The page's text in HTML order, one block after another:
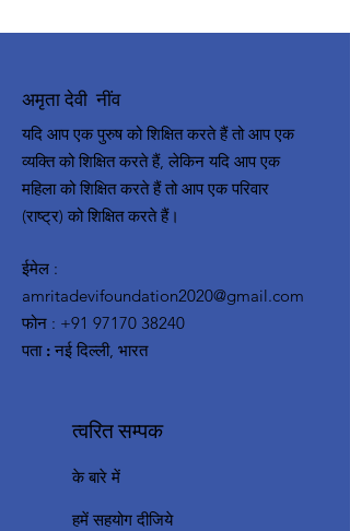
अमृता देवी नींव
यदि आप एक पुरुष को शिक्षित करते हैं तो आप एक
व्यक्ति को शिक्षित करते हैं, लेकिन यदि आप एक
महिला को शिक्षित करते हैं तो आप एक परिवार
(राष्ट्र) को शिक्षित करते हैं।
ईमेल :
amritadevifoundation2020@gmail.com
फोन : +91 97170 38240
पता :नई दिल्ली, भारत
त्वरित सम्पक
के बारे में
हमें सहयोग दीजिये